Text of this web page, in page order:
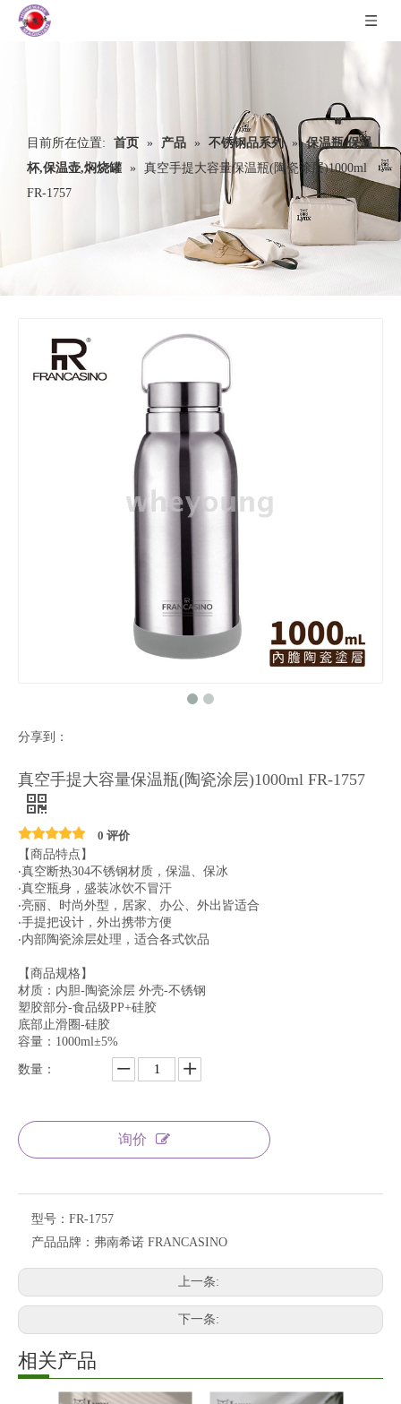
目前所在位置: 首页 » 产品 » 不锈钢品系列 » 保温瓶,保温
杯,保温壶,焖烧罐 » 真空手提大容量保温瓶(陶瓷涂层)1000ml
FR-1757
分享到：
真空手提大容量保温瓶(陶瓷涂层)1000ml FR-1757
0 评价
【商品特点】
‧真空断热304不锈钢材质，保温、保冰
‧真空瓶身，盛装冰饮不冒汗
‧亮丽、时尚外型，居家、办公、外出皆适合
‧手提把设计，外出携带方便
‧内部陶瓷涂层处理，适合各式饮品
【商品规格】
材质：内胆-陶瓷涂层 外壳-不锈钢
塑胶部分-食品级PP+硅胶
底部止滑圈-硅胶
容量：1000ml±5%
数量：
询价
型号： FR-1757
产品品牌： 弗南希诺 FRANCASINO
上一条:
下一条:
相关产品